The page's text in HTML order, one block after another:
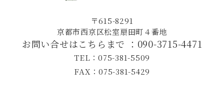
〒615-8291
京都市西京区松室扇田町４番地
お問い合せはこちらまで ： 090-3715-4471
TEL：075-381-5509
FAX：075-381-5429